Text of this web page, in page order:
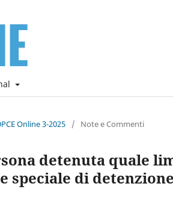
Online 3-2025 / Note e Commenti
detenuta quale
speciale di